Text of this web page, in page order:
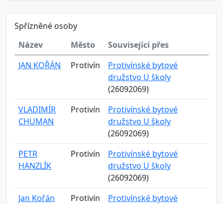
Spřízněné osoby
Název
Město
Související přes
JAN KOŘÁN
Protivín
Protivínské bytové
družstvo U školy
(26092069)
VLADIMÍR
CHUMAN
Protivín
Protivínské bytové
družstvo U školy
(26092069)
PETR
HANZLÍK
Protivín
Protivínské bytové
družstvo U školy
(26092069)
Jan Kořán
Protivín
Protivínské bytové